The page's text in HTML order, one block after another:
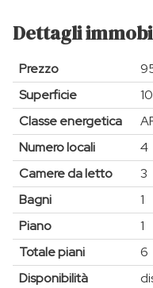
Dettagli
Prezzo
Superficie
Classe energetica
Numero locali
4
Camere da letto
3
Bagni
1
Piano
1
Totale piani
6
Disponibilità